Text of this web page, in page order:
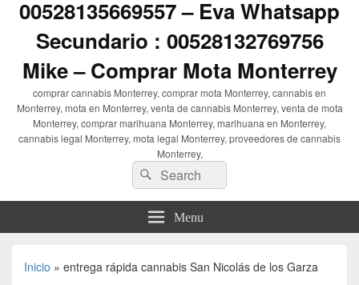
00528135669557 – Eva Whatsapp
Secundario : 00528132769756
Mike – Comprar Mota Monterrey
comprar cannabis Monterrey, comprar mota Monterrey, cannabis en
Monterrey, mota en Monterrey, venta de cannabis Monterrey, venta de mota
Monterrey, comprar marihuana Monterrey, marihuana en Monterrey,
cannabis legal Monterrey, mota legal Monterrey, proveedores de cannabis
Monterrey,
Search
for:
Search
Menu
Inicio » entrega rápida cannabis San Nicolás de los Garza